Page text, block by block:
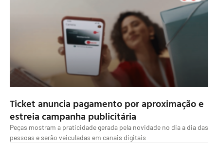
Ticket anuncia pagamento por aproximação e
estreia campanha publicitária
Peças mostram a praticidade gerada pela novidade no dia a dia das
pessoas e serão veiculadas em canais digitais